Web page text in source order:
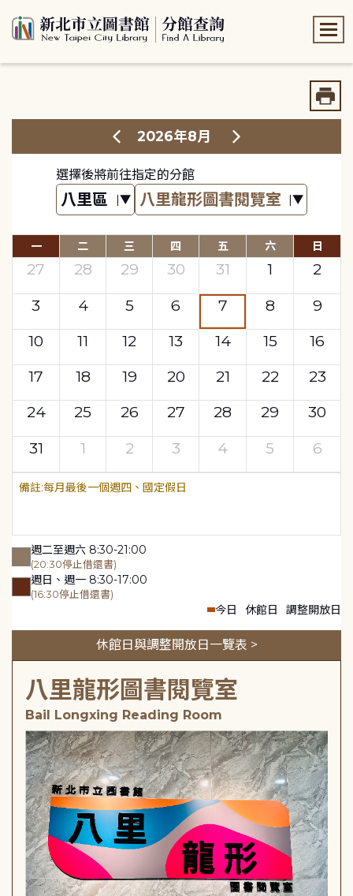
2026年8月
選擇後將前往指定的分館
一 二 三 四 五 六 日
27 28 29 30 31 1
2
3
4 5 6 7 8
9
10
11 12 13 14 15
16
17
18 19 20 21 22
23
24
25 26 27 28 29
30
31
1 2 3 4 5 6
每月最後一個週四、國定假日
週二至週六 8:30-21:00
(20:30停止借還書)
週日、週一 8:30-17:00
(16:30停止借還書)
今日 休館日 調整開放日
休館日與調整開放日一覽表 >
八里龍形圖書閱覽室
Bail Longxing Reading Room